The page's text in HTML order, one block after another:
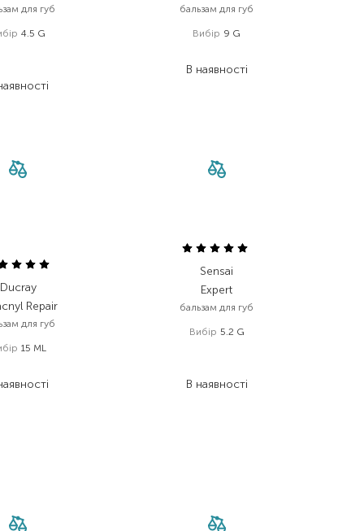
для губ
4.5 G
бальзам для губ
Вибір 9 G
В наявності
Ducray
Repair
для губ
15 ML
Sensai
Expert
бальзам для губ
Вибір 5.2 G
В наявності